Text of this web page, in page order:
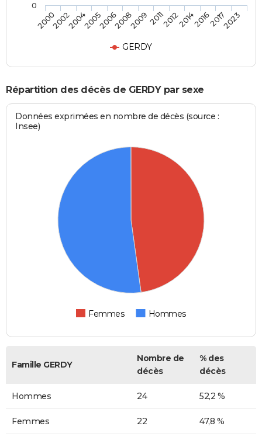
GERDY
2000200220042005200620082009201120122014201620172023
0
Répartition des décès de GERDY par sexe
Données exprimées en nombre de décès (source :
Insee)
Femmes Hommes
Famille GERDY
Nombre de
décès
% des
décès
Hommes 24 52,2 %
Femmes 22 47,8 %